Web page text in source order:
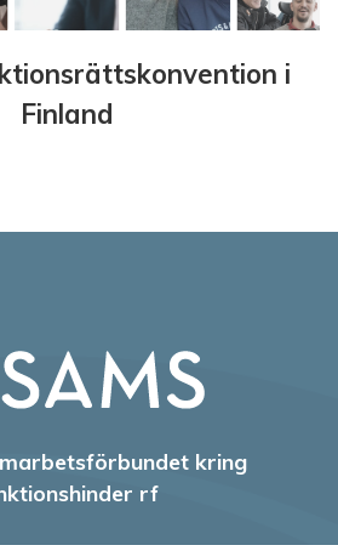
i
Finland
kring
rf